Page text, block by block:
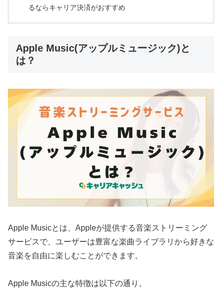
るならキャリア決済がおすすめ
Apple Music(アップルミュージック)と
は？
Apple Musicとは、Appleが提供する音楽ストリーミング
サービスで、ユーザーは豊富な楽曲ライブラリから好きな
音楽を自由に楽しむことができます。
Apple Musicの主な特徴は以下の通り。